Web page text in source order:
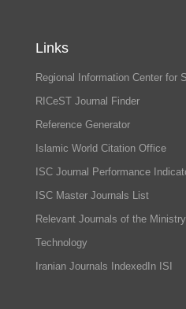
Links
Regional Information Center for
RICeST Journal Finder
Reference Generator
Islamic World Citation Office
ISC Journal Performance
ISC Master Journals List
Relevant Journals of the
Technology
Iranian Journals IndexedIn ISI